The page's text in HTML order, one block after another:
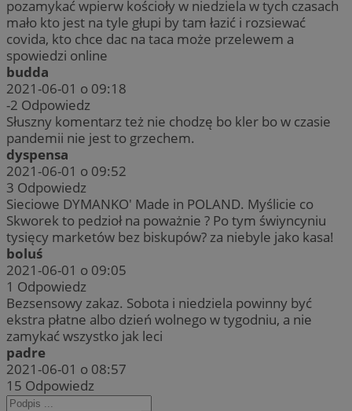
pozamykać wpierw kościoły w niedziela w tych czasach
mało kto jest na tyle głupi by tam łazić i rozsiewać
covida, kto chce dac na taca może przelewem a
spowiedzi online
budda
2021-06-01 o 09:18
-2 Odpowiedz
Słuszny komentarz też nie chodzę bo kler bo w czasie
pandemii nie jest to grzechem.
dyspensa
2021-06-01 o 09:52
3 Odpowiedz
Sieciowe DYMANKO' Made in POLAND. Myślicie co
Skworek to pedzioł na poważnie ? Po tym świyncyniu
tysięcy marketów bez biskupów? za niebyle jako kasa!
boluś
2021-06-01 o 09:05
1 Odpowiedz
Bezsensowy zakaz. Sobota i niedziela powinny być
ekstra płatne albo dzień wolnego w tygodniu, a nie
zamykać wszystko jak leci
padre
2021-06-01 o 08:57
15 Odpowiedz